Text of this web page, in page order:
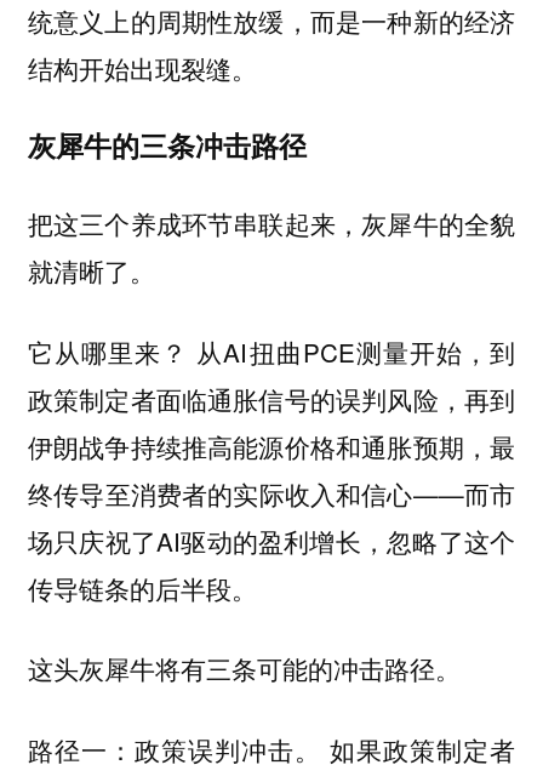
统意义上的周期性放缓，而是一种新的经济
结构开始出现裂缝。
灰犀牛的三条冲击路径
把这三个养成环节串联起来，灰犀牛的全貌
就清晰了。
它从哪里来？ 从AI扭曲PCE测量开始，到
政策制定者面临通胀信号的误判风险，再到
伊朗战争持续推高能源价格和通胀预期，最
终传导至消费者的实际收入和信心——而市
场只庆祝了AI驱动的盈利增长，忽略了这个
传导链条的后半段。
这头灰犀牛将有三条可能的冲击路径。
路径一：政策误判冲击。 如果政策制定者